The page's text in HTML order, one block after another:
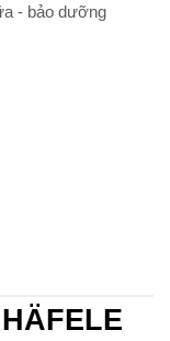
- bảo dưỡng